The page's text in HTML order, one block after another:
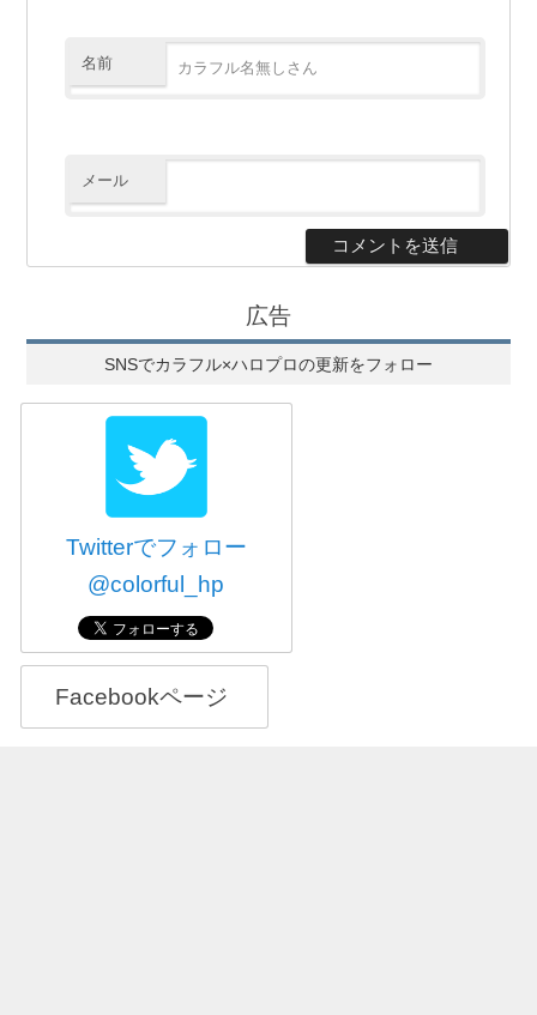
名前
メール
広告
SNSでカラフル×ハロプロの更新をフォロー
Twitterでフォロー
@colorful_hp
Facebookページ